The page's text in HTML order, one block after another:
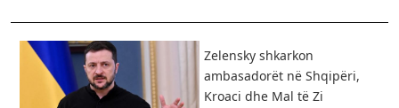
Zelensky shkarkon
ambasadorët në Shqipëri,
Kroaci dhe Mal të Zi